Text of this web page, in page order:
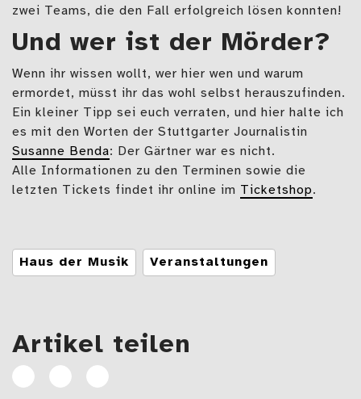
zwei Teams, die den Fall erfolgreich lösen konnten!
Und wer ist der Mörder?
Wenn ihr wissen wollt, wer hier wen und warum
ermordet, müsst ihr das wohl selbst herauszufinden.
Ein kleiner Tipp sei euch verraten, und hier halte ich
es mit den Worten der Stuttgarter Journalistin
Susanne Benda: Der Gärtner war es nicht.
Alle Informationen zu den Terminen sowie die
letzten Tickets findet ihr online im Ticketshop.
Tags
Haus der Musik Veranstaltungen
Artikel teilen
ArtikelArtikelE-